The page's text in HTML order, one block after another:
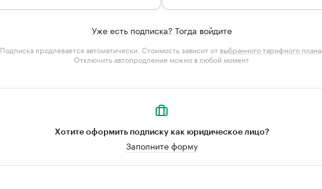
Уже есть подписка? Тогда войдите
Подписка продлевается автоматически. Стоимость зависит от выбранного тарифного плана.
Отключить автопродление можно в любой момент
Хотите оформить подписку как юридическое лицо?
Заполните форму